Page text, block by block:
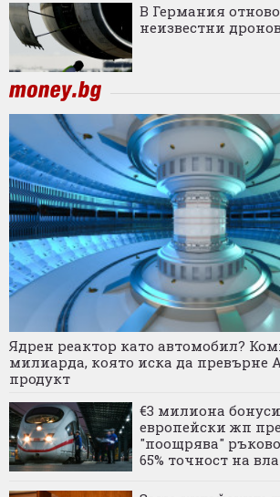
В Германия
неизвестни
Ядрен реактор като автомобил?
милиарда, която иска да превърне
продукт
€3 милиона
европейски жп
"поощрява"
65% точност на